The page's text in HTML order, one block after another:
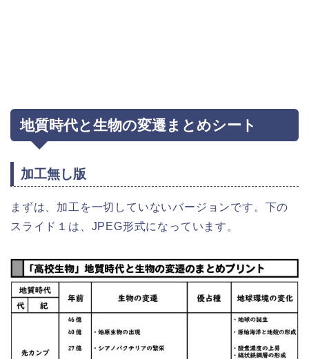
地質時代と生物の変遷まとめシート
加工無し版
まずは、加工を一切していないバージョンです。下の
スライド１は、JPEG形式になっています。